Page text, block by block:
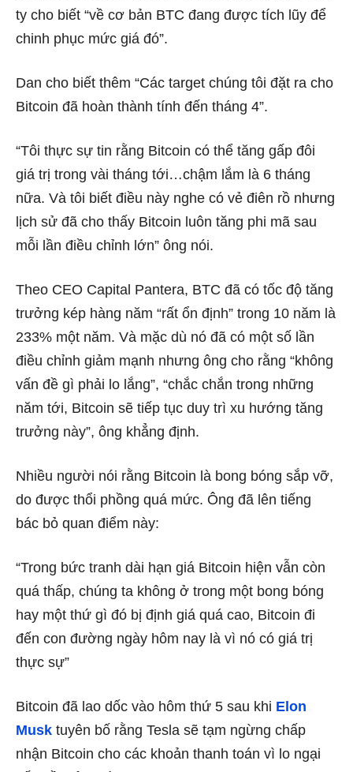
ty cho biết “về cơ bản BTC đang được tích lũy để
chinh phục mức giá đó”.
Dan cho biết thêm “Các target chúng tôi đặt ra cho
Bitcoin đã hoàn thành tính đến tháng 4”.
“Tôi thực sự tin rằng Bitcoin có thể tăng gấp đôi
giá trị trong vài tháng tới…chậm lắm là 6 tháng
nữa. Và tôi biết điều này nghe có vẻ điên rồ nhưng
lịch sử đã cho thấy Bitcoin luôn tăng phi mã sau
mỗi lần điều chỉnh lớn” ông nói.
Theo CEO Capital Pantera, BTC đã có tốc độ tăng
trưởng kép hàng năm “rất ổn định” trong 10 năm là
233% một năm. Và mặc dù nó đã có một số lần
điều chỉnh giảm mạnh nhưng ông cho rằng “không
vấn đề gì phải lo lắng”, “chắc chắn trong những
năm tới, Bitcoin sẽ tiếp tục duy trì xu hướng tăng
trưởng này”, ông khẳng định.
Nhiều người nói rằng Bitcoin là bong bóng sắp vỡ,
do được thổi phồng quá mức. Ông đã lên tiếng
bác bỏ quan điểm này:
“Trong bức tranh dài hạn giá Bitcoin hiện vẫn còn
quá thấp, chúng ta không ở trong một bong bóng
hay một thứ gì đó bị định giá quá cao, Bitcoin đi
đến con đường ngày hôm nay là vì nó có giá trị
thực sự”
Bitcoin đã lao dốc vào hôm thứ 5 sau khi Elon
Musk tuyên bố rằng Tesla sẽ tạm ngừng chấp
nhận Bitcoin cho các khoản thanh toán vì lo ngại